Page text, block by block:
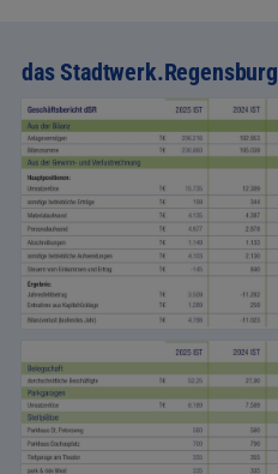
das Stadtwerk.Regensburg